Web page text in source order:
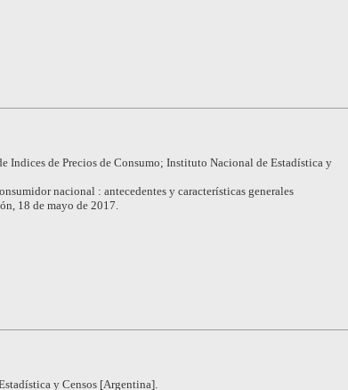
Indices de Precios de Consumo; Instituto Nacional de Estadística y
nacional : antecedentes y características generales
18 de mayo de 2017.
y Censos [Argentina].